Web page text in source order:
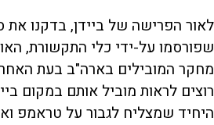
לאור הפרישה של ביידן, בדקנו את
שפורסמו על-ידי כלי התקשורת,
מחקר המובילים בארה"ב בעת
רוצים לראות מוביל אותם במקום
היחיד שמצליח לגבור על טראמפ